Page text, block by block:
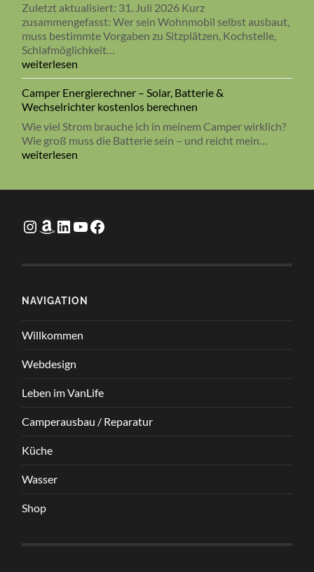
–
Querschnitt,
Temperatur
&
Sicherung
berechnen
Zuletzt aktualisiert: 31. Juli 2026 Kurz
zusammengefasst: Wer sein Wohnmobil selbst ausbaut,
muss bestimmte Vorgaben zu Sitzplätzen, Kochstelle,
Schlafmöglichkeit…
Wohnmobil-
Ausbau
&
TÜV:
in
Deutschland
wirklich
weiterlesen
Camper Energierechner – Solar, Batterie &
Wechselrichter kostenlos berechnen
Wie viel Strom brauche ich in meinem Camper wirklich?
Wie groß muss die Batterie sein – und reicht mein…
Camper
&
Wechselrichter
weiterlesen
Travel Hacks
Ebook Wasserfilter
LinkedIn
TravelHacks
Facebook
NAVIGATION
Willkommen
Webdesign
Leben im VanLife
Camperausbau / Reparatur
Küche
Wasser
Shop